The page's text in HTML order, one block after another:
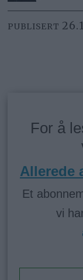
PUBLISERT
For å
Allerede
Et
vi